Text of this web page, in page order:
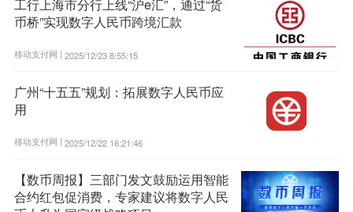
工行上海市分行上线“沪e汇”，通过“货
币桥”实现数字人民币跨境汇款
移动支付网 | 2025/12/23 8:55:15
广州“十五五”规划：拓展数字人民币应
用
移动支付网 | 2025/12/22 16:21:46
【数币周报】三部门发文鼓励运用智能
合约红包促消费，专家建议将数字人民